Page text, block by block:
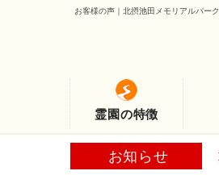
お客様の声｜北摂池田メモリアルパーク
霊園の特徴